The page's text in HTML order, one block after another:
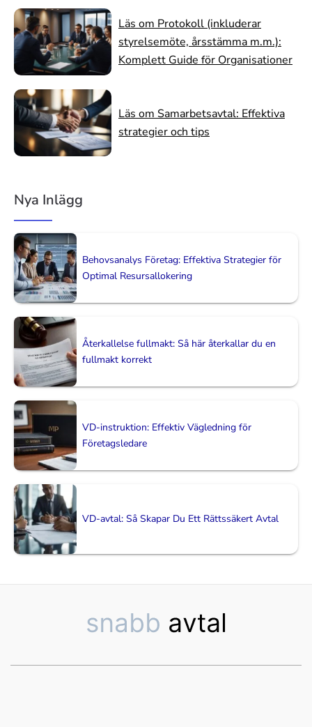
Läs om Protokoll (inkluderar
styrelsemöte, årsstämma m.m.):
Komplett Guide för Organisationer
Läs om Samarbetsavtal: Effektiva
strategier och tips
Nya Inlägg
Behovsanalys Företag: Effektiva Strategier för
Optimal Resursallokering
Återkallelse fullmakt: Så här återkallar du en
fullmakt korrekt
VD-instruktion: Effektiv Vägledning för
Företagsledare
VD-avtal: Så Skapar Du Ett Rättssäkert Avtal